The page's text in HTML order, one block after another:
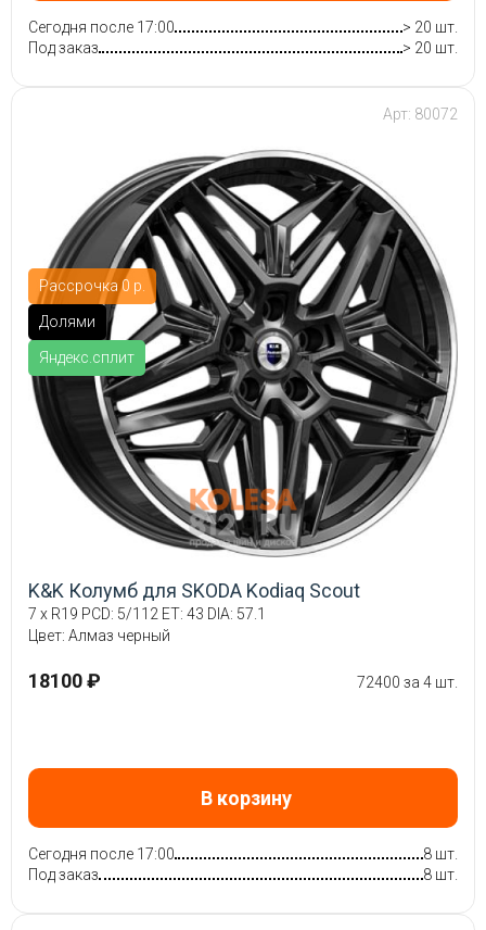
Сегодня после 17:00
> 20 шт.
Под заказ
> 20 шт.
Рассрочка 0 р.
Долями
Яндекс.сплит
Арт: 80072
K&K Колумб для SKODA Kodiaq Scout
7 x R19 PCD: 5/112 ET: 43 DIA: 57.1
Цвет: Алмаз черный
18100 ₽ 72400 за 4 шт.
В корзину
Сегодня после 17:00
8 шт.
Под заказ
8 шт.